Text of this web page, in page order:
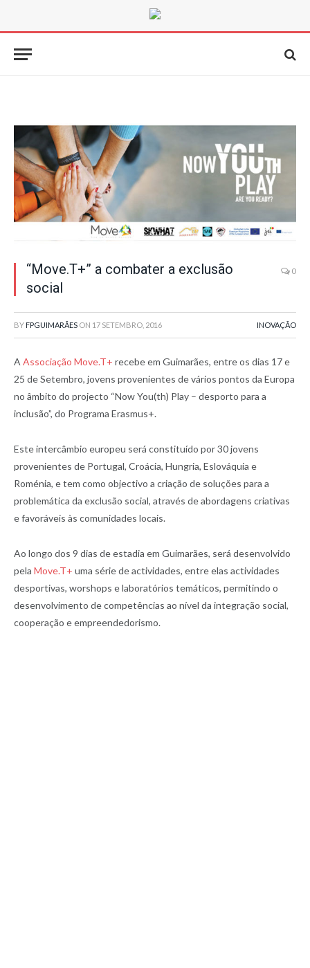
“Move.T+” a combater a exclusão
social
0
BY FPGUIMARÃES ON 17 SETEMBRO, 2016 INOVAÇÃO
A Associação Move.T+ recebe em Guimarães, entre os dias 17 e
25 de Setembro, jovens provenientes de vários pontos da Europa
no âmbito do projecto “Now You(th) Play – desporto para a
inclusão”, do Programa Erasmus+.
Este intercâmbio europeu será constituído por 30 jovens
provenientes de Portugal, Croácia, Hungria, Eslováquia e
Roménia, e tem como objectivo a criação de soluções para a
problemática da exclusão social, através de abordagens criativas
e favoráveis às comunidades locais.
Ao longo dos 9 dias de estadia em Guimarães, será desenvolvido
pela Move.T+ uma série de actividades, entre elas actividades
desportivas, worshops e laboratórios temáticos, permitindo o
desenvolvimento de competências ao nível da integração social,
cooperação e empreendedorismo.